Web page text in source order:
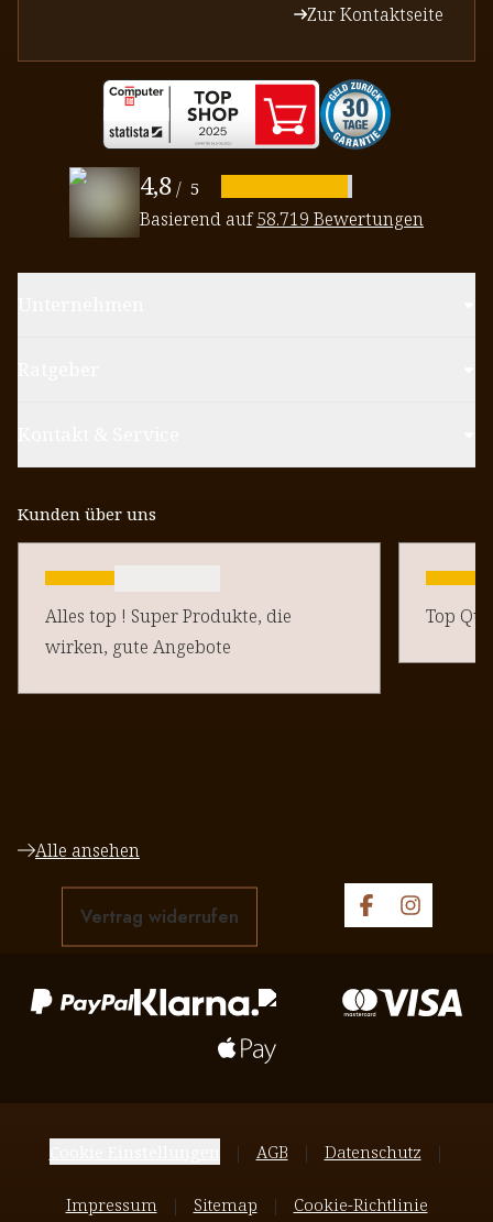
Zur Kontaktseite
4,8/ 5
Basierend auf58.719 Bewertungen
Kunden über uns
Alles top ! Super Produkte, die
wirken, gute Angebote
Top
Alle ansehen
Vertrag widerrufen
AGB Datenschutz
Impressum Sitemap Cookie-Richtlinie